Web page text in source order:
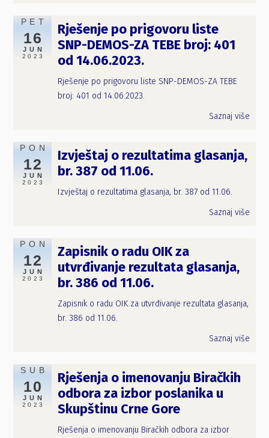
PET
16
JUN
2023
Rješenje po prigovoru liste
SNP-DEMOS-ZA TEBE broj: 401
od 14.06.2023.
Rješenje po prigovoru liste SNP-DEMOS-ZA TEBE
broj: 401 od 14.06.2023.
Saznaj više
PON
12
JUN
2023
Izvještaj o rezultatima glasanja,
br. 387 od 11.06.
Izvještaj o rezultatima glasanja, br. 387 od 11.06.
Saznaj više
PON
12
JUN
2023
Zapisnik o radu OIK za
utvrđivanje rezultata glasanja,
br. 386 od 11.06.
Zapisnik o radu OIK za utvrđivanje rezultata glasanja,
br. 386 od 11.06.
Saznaj više
SUB
10
JUN
2023
Rješenja o imenovanju Biračkih
odbora za izbor poslanika u
Skupštinu Crne Gore
Rješenja o imenovanju Biračkih odbora za izbor